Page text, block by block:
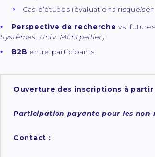
Cas d’études (évaluations risque/
Perspective de recherche vs.
Systèmes, Univ. Montpellier)
B2B entre participants
Ouverture des inscriptions à partir
Participation payante pour les non-
Contact :